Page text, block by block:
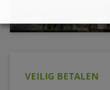
VEILIG BETALEN